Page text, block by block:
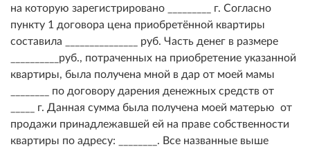
на которую зарегистрировано _________ г. Согласно
пункту 1 договора цена приобретённой квартиры
составила _______________ руб. Часть денег в размере
__________руб., потраченных на приобретение указанной
квартиры, была получена мной в дар от моей мамы
________ по договору дарения денежных средств от
_____ г. Данная сумма была получена моей матерью от
продажи принадлежавшей ей на праве собственности
квартиры по адресу: ________. Все названные выше